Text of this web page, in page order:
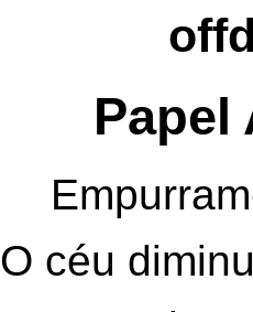
Papel
O céu